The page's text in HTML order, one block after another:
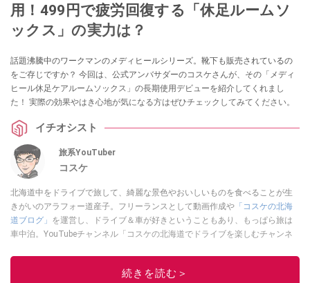
用！499円で疲労回復する「休足ルームソ
ックス」の実力は？
話題沸騰中のワークマンのメディヒールシリーズ。靴下も販売されているの
をご存じですか？ 今回は、公式アンバサダーのコスケさんが、その「メディ
ヒール休足ケアルームソックス」の長期使用デビューを紹介してくれまし
た！ 実際の効果やはき心地が気になる方はぜひチェックしてみてください。
イチオシスト
旅系YouTuber
コスケ
北海道中をドライブで旅して、綺麗な景色やおいしいものを食べることが生
きがいのアラフォー道産子。フリーランスとして動画作成や 「コスケの北海
道ブログ」 を運営し、ドライブ＆車が好きということもあり、もっぱら旅は
車中泊。YouTubeチャンネル「コスケの北海道でドライブを楽しむチャンネ
も配信中。
続きを読む＞